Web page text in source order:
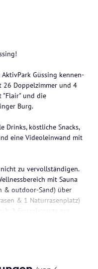
Güssing kennen-
Doppelzimmer und 4
"Flair" und die
Burg.
Drinks, köstliche Snacks,
eine Videoleinwand mit
zu vervollständigen.
mit Sauna
& outdoor-Sand) über
& 1 Naturrasenplatz)
2 Squashcourts zur
über Volleyball,